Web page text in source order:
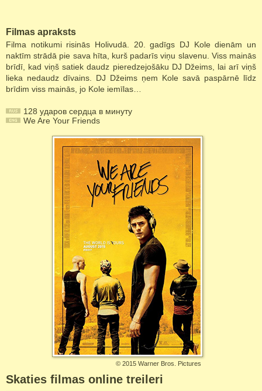
Filmas apraksts
Filma notikumi risinās Holivudā. 20. gadīgs DJ Kole dienām un
naktīm strādā pie sava hīta, kurš padarīs viņu slavenu. Viss mainās
brīdī, kad viņš satiek daudz pieredzejošāku DJ Džeims, lai arī viņš
lieka nedaudz dīvains. DJ Džeims ņem Kole savā paspārnē līdz
brīdim viss mainās, jo Kole iemīlas…
128 ударов сердца в минуту
We Are Your Friends
© 2015 Warner Bros. Pictures
Skaties filmas online treileri